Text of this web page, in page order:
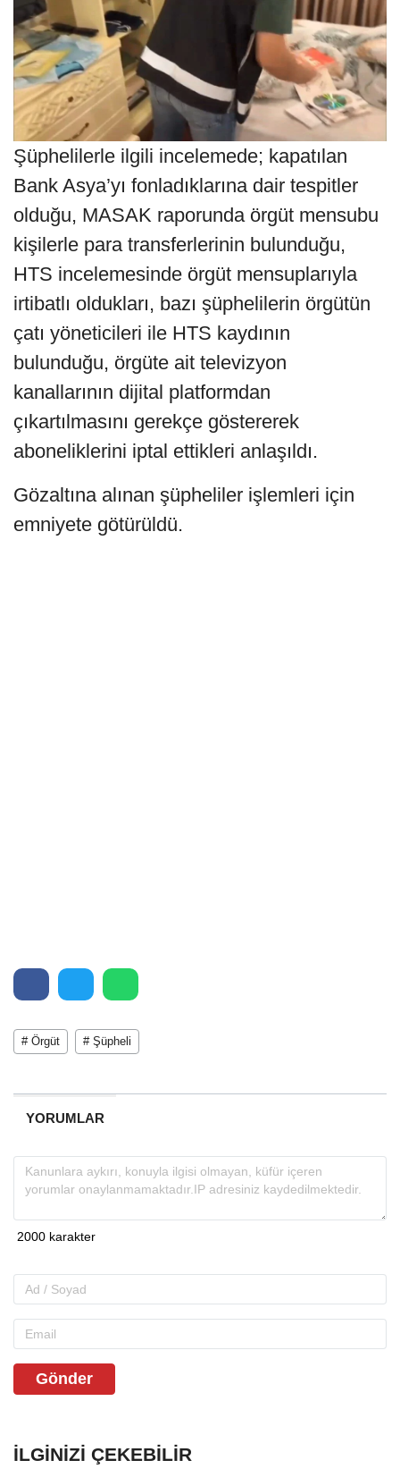
Şüphelilerle ilgili incelemede; kapatılan
Bank Asya’yı fonladıklarına dair tespitler
olduğu, MASAK raporunda örgüt mensubu
kişilerle para transferlerinin bulunduğu,
HTS incelemesinde örgüt mensuplarıyla
irtibatlı oldukları, bazı şüphelilerin örgütün
çatı yöneticileri ile HTS kaydının
bulunduğu, örgüte ait televizyon
kanallarının dijital platformdan
çıkartılmasını gerekçe göstererek
aboneliklerini iptal ettikleri anlaşıldı.
Gözaltına alınan şüpheliler işlemleri için
emniyete götürüldü.
# Örgüt # Şüpheli
YORUMLAR
Gönder
İLGINIZI ÇEKEBILIR